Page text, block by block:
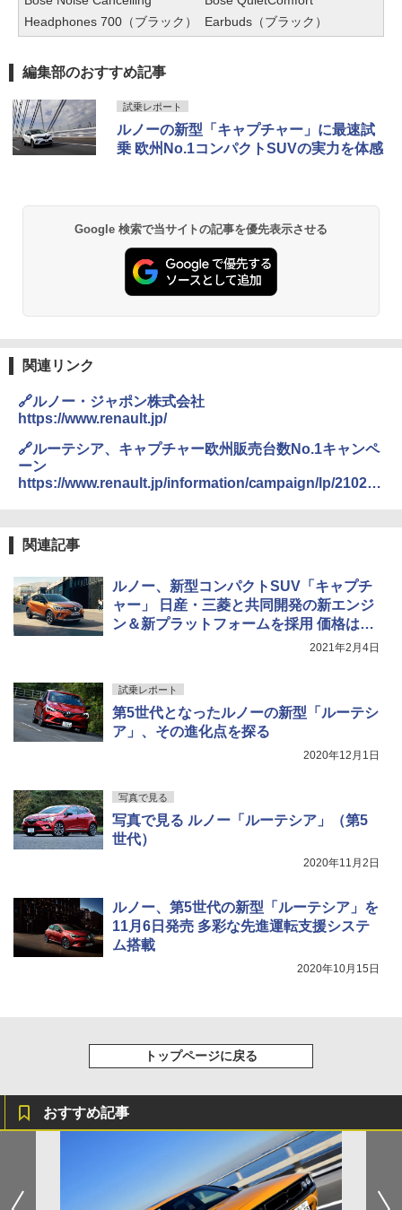
Headphones 700（ブラック）
Earbuds（ブラック）
編集部のおすすめ記事
試乗レポート
ルノーの新型「キャプチャー」に最速試
乗 欧州No.1コンパクトSUVの実力を体感
Google 検索で当サイトの記事を優先表示させる
関連リンク
🔗ルノー・ジャポン株式会社
https://www.renault.jp/
🔗ルーテシア、キャプチャー欧州販売台数No.1キャンペ
ーン
https://www.renault.jp/information/campaign/lp/2102-
関連記事
ルノー、新型コンパクトSUV「キャプチ
ャー」 日産・三菱と共同開発の新エンジ
ン＆新プラットフォームを採用 価格は29
2021年2月4日
試乗レポート
第5世代となったルノーの新型「ルーテシ
ア」、その進化点を探る
2020年12月1日
写真で見る
写真で見る ルノー「ルーテシア」（第5
世代）
2020年11月2日
ルノー、第5世代の新型「ルーテシア」を
11月6日発売 多彩な先進運転支援システ
ム搭載
2020年10月15日
トップページに戻る
おすすめ記事